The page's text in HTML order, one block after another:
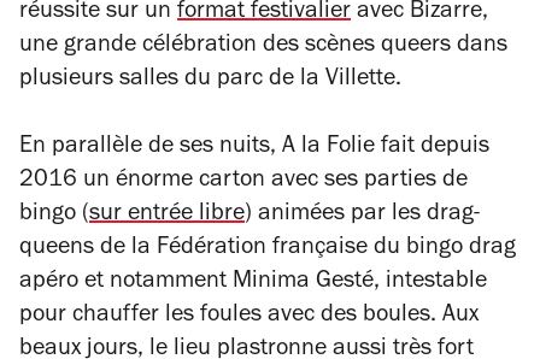
réussite sur un format festivalier avec Bizarre,
une grande célébration des scènes queers dans
plusieurs salles du parc de la Villette.
En parallèle de ses nuits, A la Folie fait depuis
2016 un énorme carton avec ses parties de
bingo (sur entrée libre) animées par les drag-
queens de la Fédération française du bingo drag
apéro et notamment Minima Gesté, intestable
pour chauffer les foules avec des boules. Aux
beaux jours, le lieu plastronne aussi très fort